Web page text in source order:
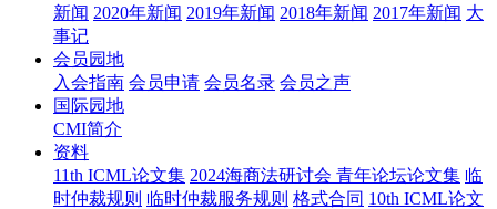
新闻 2020年新闻 2019年新闻 2018年新闻 2017年新闻 大
事记
会员园地
入会指南 会员申请 会员名录 会员之声
国际园地
CMI简介
资料
11th ICML论文集 2024海商法研讨会 青年论坛论文集 临
时仲裁规则 临时仲裁服务规则 格式合同 10th ICML论文